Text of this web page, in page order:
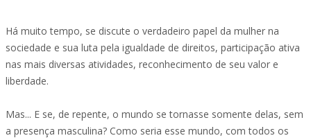
Há muito tempo, se discute o verdadeiro papel da mulher na
sociedade e sua luta pela igualdade de direitos, participação ativa
nas mais diversas atividades, reconhecimento de seu valor e
liberdade.
Mas... E se, de repente, o mundo se tornasse somente delas, sem
a presença masculina? Como seria esse mundo, com todos os